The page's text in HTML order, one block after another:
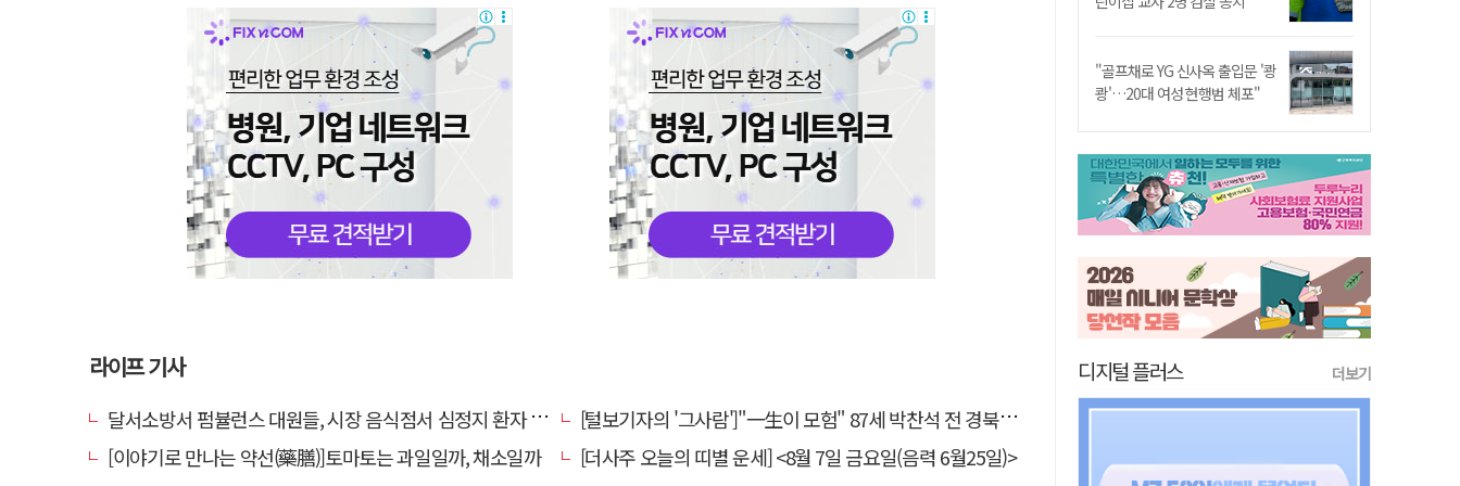
라이프 기사
달서소방서 펌뷸런스 대원들, 시장 음식점서 심정지 환자 생명 살려
[털보기자의 '그사람']"一生이 모험" 87세 박찬석 전 경북대 총장
[이야기로 만나는 약선(藥膳)]토마토는 과일일까, 채소일까
[더사주 오늘의 띠별 운세] <8월 7일 금요일(음력 6월25일)>
"골프채로 YG 신사옥 출입문 '쾅
쾅'…20대 여성 현행범 체포"
디지털 플러스 더보기